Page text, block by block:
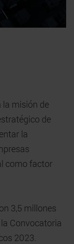
la misión de
de
la
como factor
3,5 millones
Convocatoria
2023.